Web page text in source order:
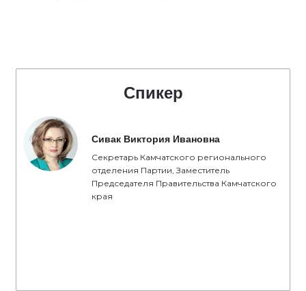
Спикер
Сивак Виктория Ивановна
Секретарь Камчатского регионального
отделения Партии, Заместитель
Председателя Правительства Камчатского
края